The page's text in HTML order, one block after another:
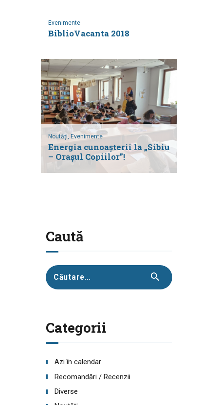
Evenimente
BiblioVacanta 2018
Noutăți, Evenimente
Energia cunoașterii la „Sibiu
– Orașul Copiilor”!
Caută
Caută
după:
Categorii
Azi în calendar
Recomandări / Recenzii
Diverse